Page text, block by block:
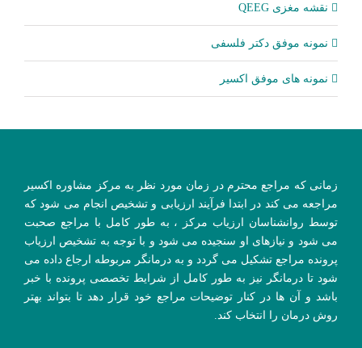
نقشه مغزی QEEG
نمونه موفق دکتر فلسفی
نمونه های موفق اکسیر
زمانی که مراجع محترم در زمان مورد نظر به مرکز مشاوره اکسیر
مراجعه می کند در ابتدا فرآیند ارزیابی و تشخیص انجام می شود که
توسط روانشناسان ارزیاب مرکز ، به طور کامل با مراجع صحبت
می شود و نیازهای او سنجیده می شود و با توجه به تشخیص ارزیاب
پرونده مراجع تشکیل می گردد و به درمانگر مربوطه ارجاع داده می
شود تا درمانگر نیز به طور کامل از شرایط تخصصی پرونده با خبر
باشد و آن ها در کنار توضیحات مراجع خود قرار دهد تا بتواند بهتر
روش درمان را انتخاب کند.